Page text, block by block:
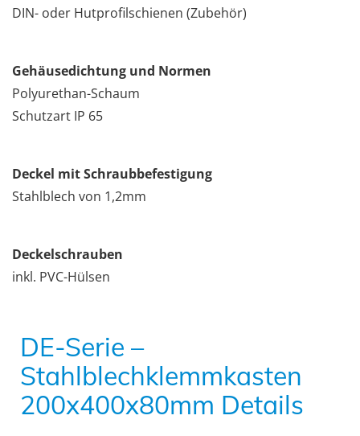
DIN- oder Hutprofilschienen (Zubehör)
Gehäusedichtung und Normen
Polyurethan-Schaum
Schutzart IP 65
Deckel mit Schraubbefestigung
Stahlblech von 1,2mm
Deckelschrauben
inkl. PVC-Hülsen
DE-Serie –
Stahlblechklemmkasten
200x400x80mm Details